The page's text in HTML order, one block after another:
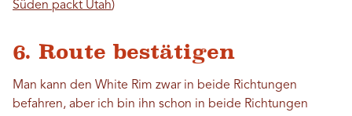
Süden packt Utah)
6. Route bestätigen
Man kann den White Rim zwar in beide Richtungen
befahren, aber ich bin ihn schon in beide Richtungen